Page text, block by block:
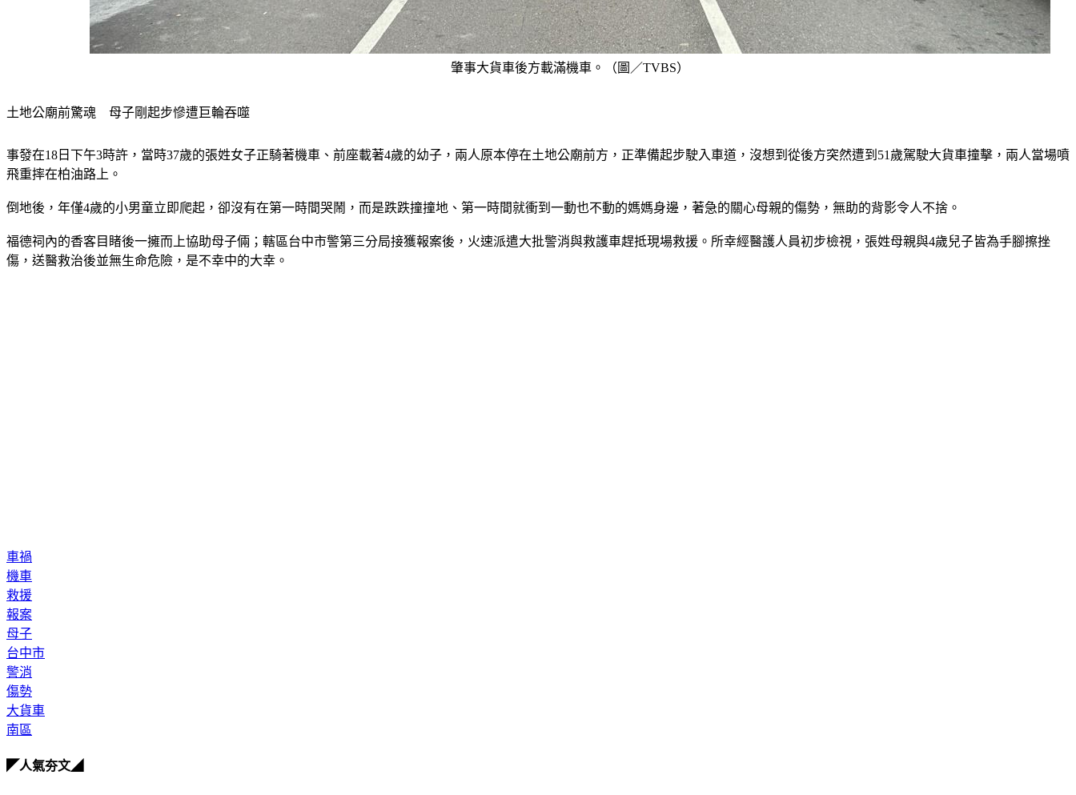
肇事大貨車後方載滿機車。（圖／TVBS）
土地公廟前驚魂　母子剛起步慘遭巨輪吞噬
事發在18日下午3時許，當時37歲的張姓女子正騎著機車、前座載著4歲的幼子，兩人原本停在土地公廟前方，正準備起步駛入車道，沒想到從後方突然遭到51歲駕駛大貨車撞擊，兩人當場噴
飛重摔在柏油路上。
倒地後，年僅4歲的小男童立即爬起，卻沒有在第一時間哭鬧，而是跌跌撞撞地、第一時間就衝到一動也不動的媽媽身邊，著急的關心母親的傷勢，無助的背影令人不捨。
福德祠內的香客目睹後一擁而上協助母子倆；轄區台中市警第三分局接獲報案後，火速派遣大批警消與救護車趕抵現場救援。所幸經醫護人員初步檢視，張姓母親與4歲兒子皆為手腳擦挫
傷，送醫救治後並無生命危險，是不幸中的大幸。
車禍
機車
救援
報案
母子
台中市
警消
傷勢
大貨車
南區
◤人氣夯文◢